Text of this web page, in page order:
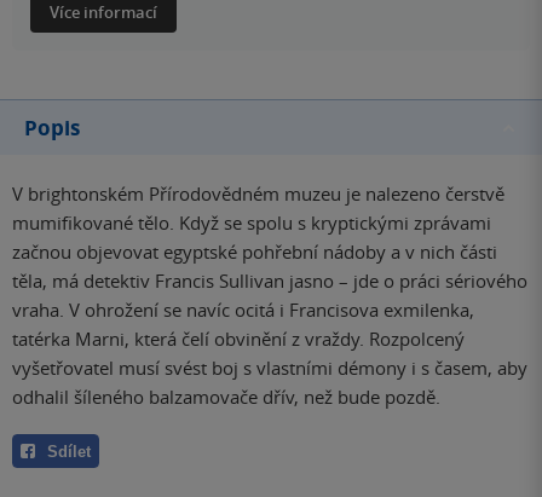
Více informací
Popis
V brightonském Přírodovědném muzeu je nalezeno čerstvě
mumifikované tělo. Když se spolu s kryptickými zprávami
začnou objevovat egyptské pohřební nádoby a v nich části
těla, má detektiv Francis Sullivan jasno – jde o práci sériového
vraha. V ohrožení se navíc ocitá i Francisova exmilenka,
tatérka Marni, která čelí obvinění z vraždy. Rozpolcený
vyšetřovatel musí svést boj s vlastními démony i s časem, aby
odhalil šíleného balzamovače dřív, než bude pozdě.
Sdílet